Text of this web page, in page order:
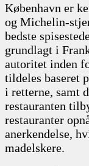
København er
og Michelin-
bedste
grundlagt i
autoritet inden
tildeles baseret
i retterne, samt
restauranten
restauranter
anerkendelse,
madelskere.